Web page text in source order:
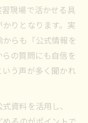
現場で活かせる具
りとなります。実
らも「公式情報を
の質問にも自信を
う声が多く聞かれ
資料を活用し、